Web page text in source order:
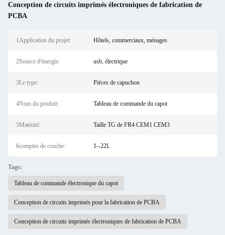
Conception de circuits imprimés électroniques de fabrication de
PCBA
1Application du projet: Hôtels, commerciaux, ménages
2Source d'énergie: usb, électrique
3Le type: Pièces de capuchon
4Nom du produit: Tableau de commande du capot
5Matériel: Taille TG de FR4 CEM1 CEM3
6comptes de couche: 1--22L
Tags:
Tableau de commande électronique du capot
Conception de circuits imprimés pour la fabrication de PCBA
Conception de circuits imprimés électroniques de fabrication de PCBA